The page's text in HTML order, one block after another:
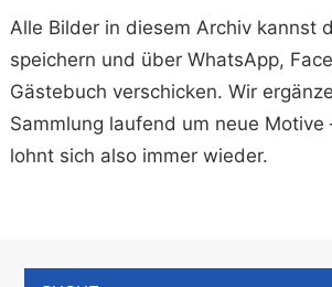
Alle Bilder in diesem Archiv kannst
speichern und über WhatsApp,
Gästebuch verschicken. Wir
Sammlung laufend um neue Motive
lohnt sich also immer wieder.